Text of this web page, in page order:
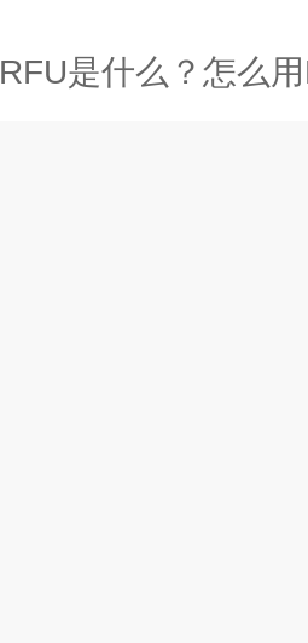
RFU是什么？怎么用